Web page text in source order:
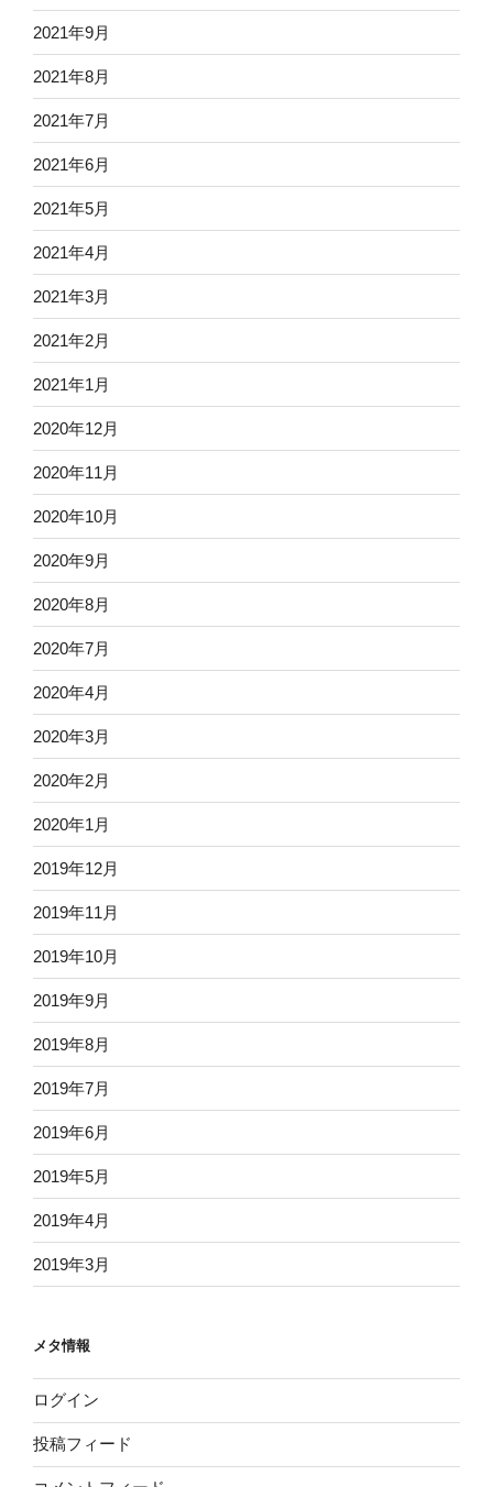
2021年9月
2021年8月
2021年7月
2021年6月
2021年5月
2021年4月
2021年3月
2021年2月
2021年1月
2020年12月
2020年11月
2020年10月
2020年9月
2020年8月
2020年7月
2020年4月
2020年3月
2020年2月
2020年1月
2019年12月
2019年11月
2019年10月
2019年9月
2019年8月
2019年7月
2019年6月
2019年5月
2019年4月
2019年3月
メタ情報
ログイン
投稿フィード